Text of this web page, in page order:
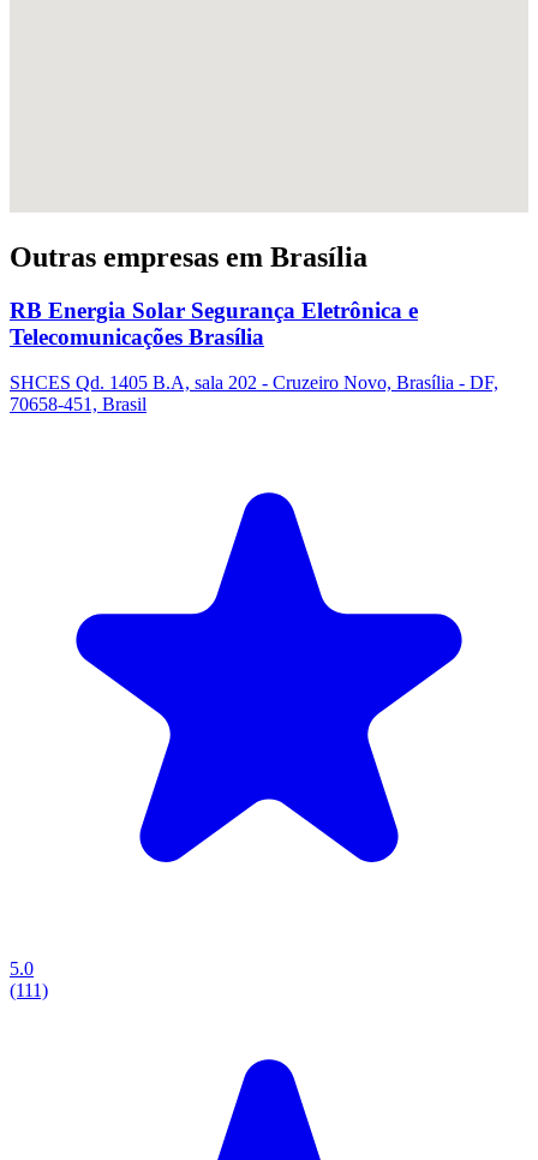
Outras empresas em Brasília
RB Energia Solar Segurança Eletrônica e
Telecomunicações Brasília
SHCES Qd. 1405 B.A, sala 202 - Cruzeiro Novo, Brasília - DF,
70658-451, Brasil
5.0
(111)